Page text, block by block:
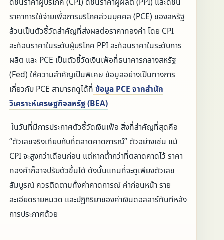
ดัชนีราคาผู้บริโภค (CPI) ดัชนีราคาผู้ผลิต (PPI) และดัชนี
ราคาการใช้จ่ายเพื่อการบริโภคส่วนบุคคล (PCE) ของสหรัฐ
ล้วนเป็นตัวชี้วัดสำคัญที่ส่งผลต่อราคาทองคำ โดย CPI
สะท้อนราคาในระดับผู้บริโภค PPI สะท้อนราคาในระดับการ
ผลิต และ PCE เป็นตัวชี้วัดเงินเฟ้อที่ธนาคารกลางสหรัฐ
(Fed) ให้ความสำคัญเป็นพิเศษ ข้อมูลอย่างเป็นทางการ
เกี่ยวกับ PCE สามารถดูได้ที่ ข้อมูล PCE จากสำนัก
วิเคราะห์เศรษฐกิจสหรัฐ (BEA)
ในวันที่มีการประกาศตัวชี้วัดเงินเฟ้อ สิ่งที่สำคัญที่สุดคือ
“ตัวเลขจริงเทียบกับที่ตลาดคาดการณ์” ตัวอย่างเช่น แม้
CPI จะสูงกว่าเดือนก่อน แต่หากต่ำกว่าที่ตลาดคาดไว้ ราคา
ทองคำก็อาจปรับตัวขึ้นได้ ดังนั้นแทนที่จะดูเพียงตัวเลข
สัมบูรณ์ ควรติดตามทั้งค่าคาดการณ์ ค่าก่อนหน้า ราย
ละเอียดรายหมวด และปฏิกิริยาของค่าเงินดอลลาร์ทันทีหลัง
การประกาศด้วย